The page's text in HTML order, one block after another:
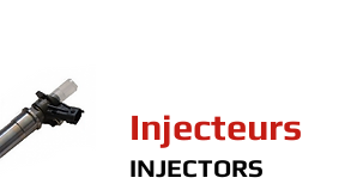
Injecteurs
INJECTORS